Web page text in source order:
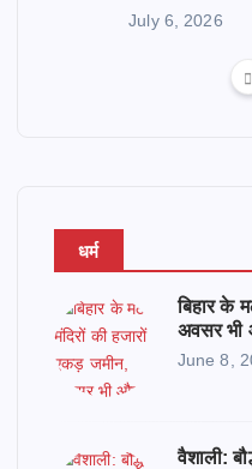
July 6, 2026
धर्म
बिहार के
अवसर भी
June 8,
वैशाली: